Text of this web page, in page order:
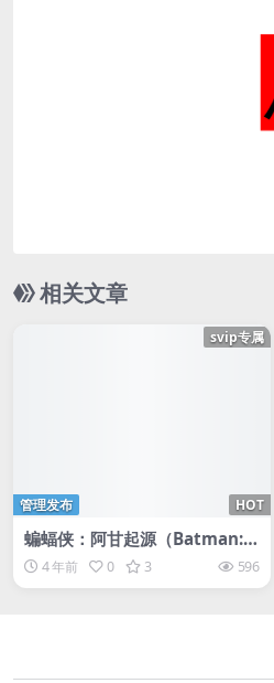
相关文章
svip专属
HOT
管理发布
蝙蝠侠：阿甘起源（Batman: A
rkham OriginsBatman™: Ar
kham Knight
4 年前 0 3 596